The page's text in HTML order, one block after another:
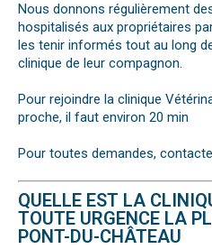
Nous donnons régulièrement
hospitalisés aux propriétaires
les tenir informés tout au long
clinique de leur compagnon.
Pour rejoindre la clinique
proche, il faut environ 20 min
Pour toutes demandes,
QUELLE EST LA
TOUTE URGENCE LA
PONT-DU-CHÂTEAU